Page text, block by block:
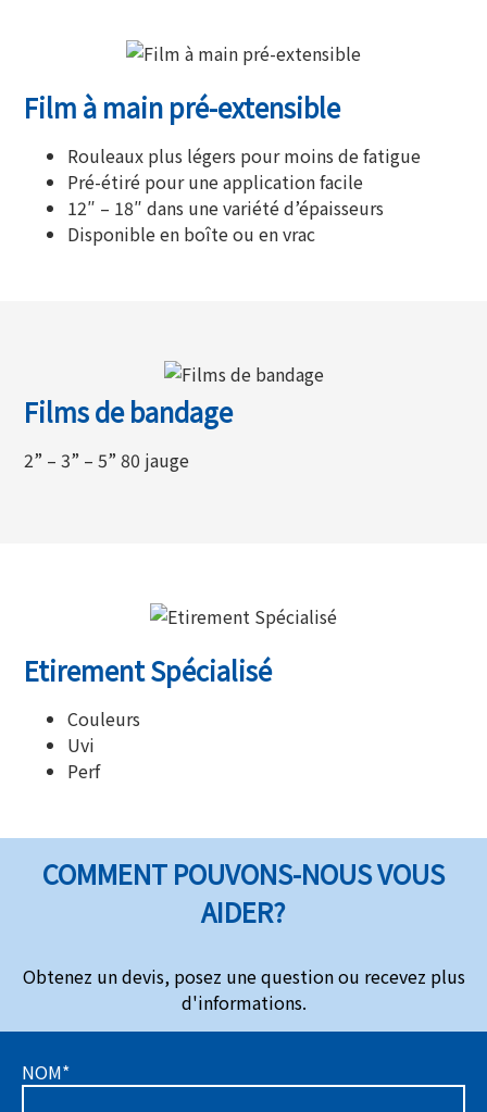
Film à main pré-extensible
Rouleaux plus légers pour moins de fatigue
Pré-étiré pour une application facile
12″ – 18″ dans une variété d’épaisseurs
Disponible en boîte ou en vrac
Films de bandage
2” – 3” – 5” 80 jauge
Etirement Spécialisé
Couleurs
Uvi
Perf
COMMENT POUVONS-NOUS VOUS
AIDER?
Obtenez un devis, posez une question ou recevez plus
d'informations.
NOM*